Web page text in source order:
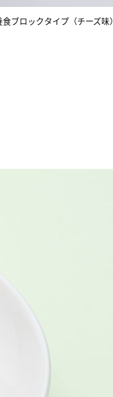
ブロックタイプ（チーズ味）